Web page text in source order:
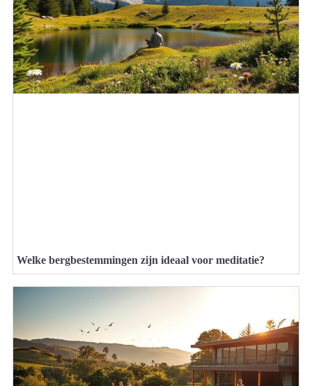
Welke bergbestemmingen zijn ideaal voor meditatie?